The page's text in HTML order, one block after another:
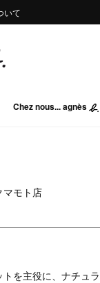
いて
いて
いて
Chez nous... agnès
マモト店
を主役に、ナチュ